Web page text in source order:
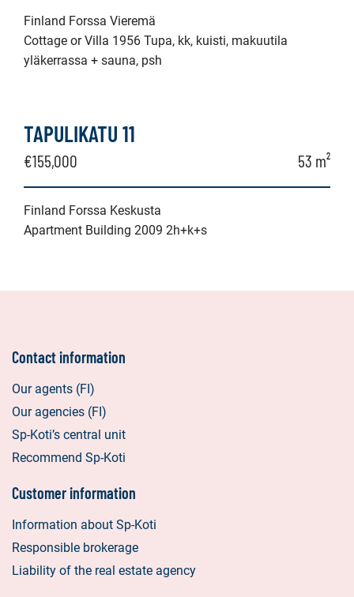
Finland Forssa Vieremä
Cottage or Villa 1956 Tupa, kk, kuisti, makuutila
yläkerrassa + sauna, psh
TAPULIKATU 11
€155,000 53 m²
Finland Forssa Keskusta
Apartment Building 2009 2h+k+s
Contact information
Our agents (FI)
Our agencies (FI)
Sp-Koti’s central unit
Recommend Sp-Koti
Customer information
Information about Sp-Koti
Responsible brokerage
Liability of the real estate agency